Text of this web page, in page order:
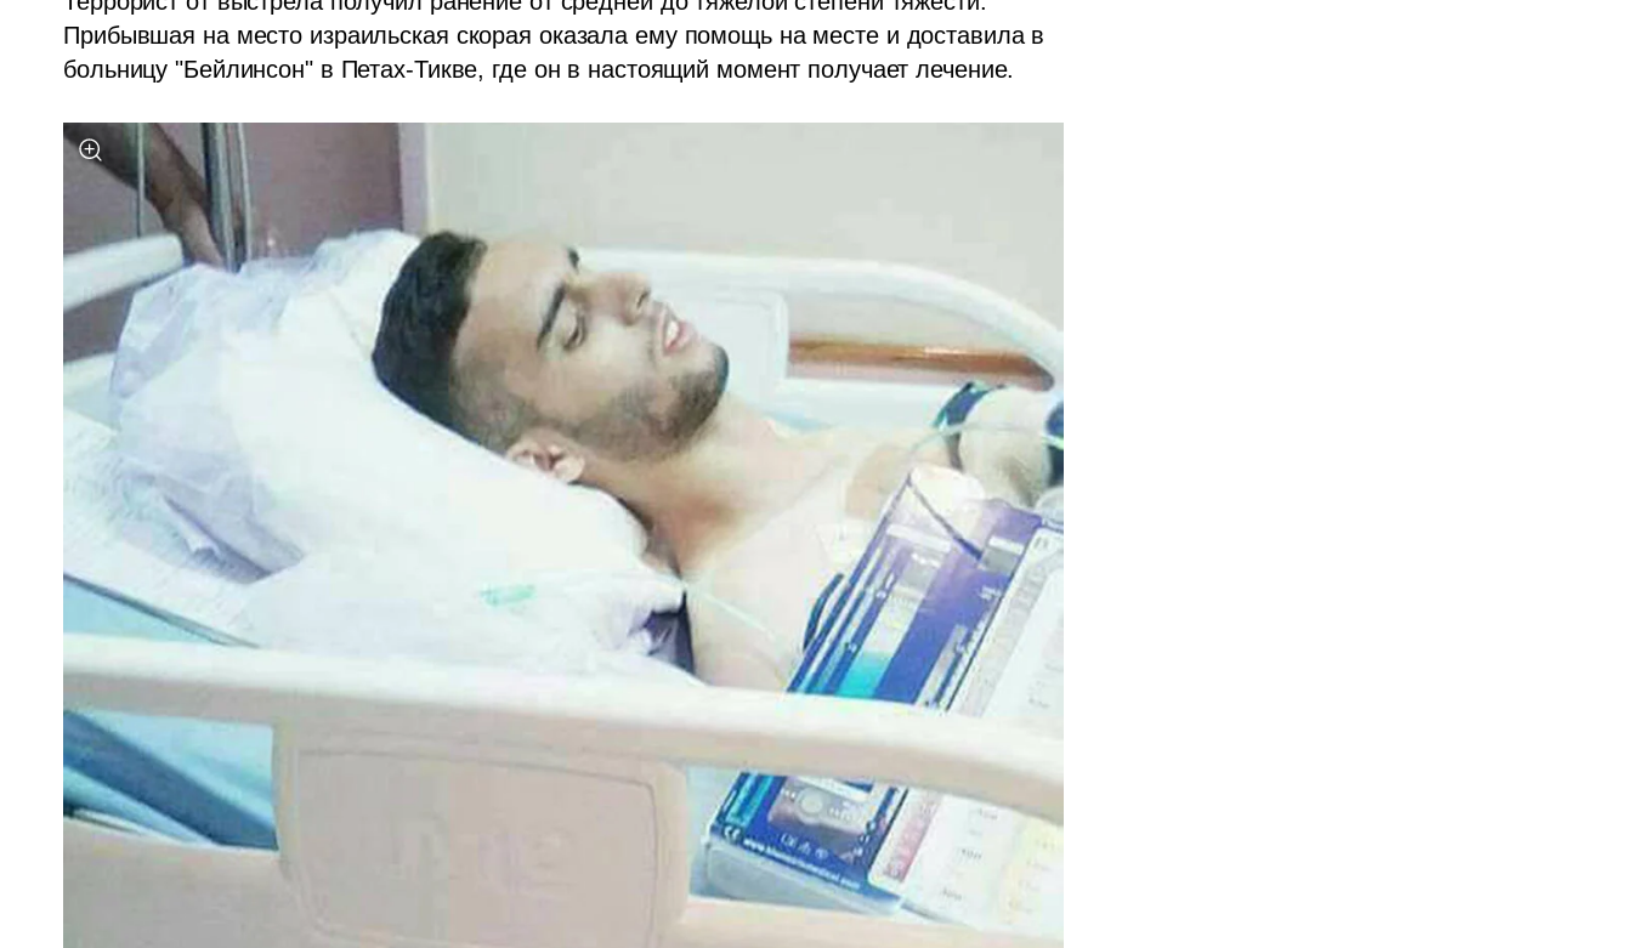
Прибывшая на место израильская скорая оказала ему помощь на месте и доставила в
больницу "Бейлинсон" в Петах-Тикве, где он в настоящий момент получает лечение.